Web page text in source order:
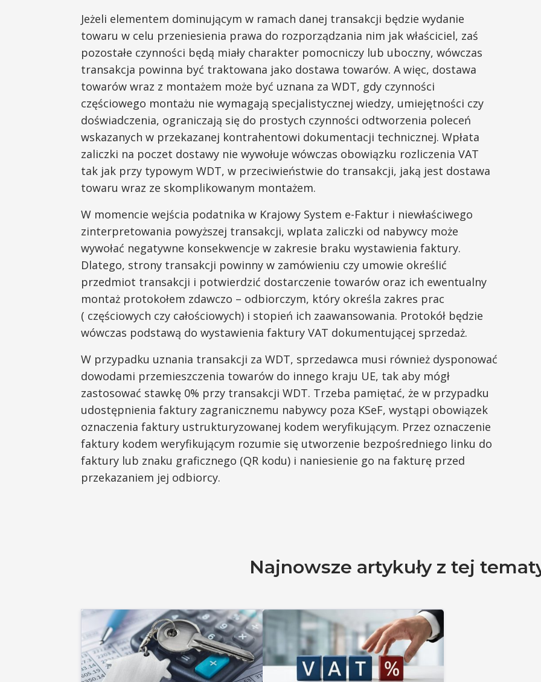
Jeżeli elementem dominującym w ramach danej transakcji będzie wydanie
towaru w celu przeniesienia prawa do rozporządzania nim jak właściciel, zaś
pozostałe czynności będą miały charakter pomocniczy lub uboczny, wówczas
transakcja powinna być traktowana jako dostawa towarów. A więc, dostawa
towarów wraz z montażem może być uznana za WDT, gdy czynności
częściowego montażu nie wymagają specjalistycznej wiedzy, umiejętności czy
doświadczenia, ograniczają się do prostych czynności odtworzenia poleceń
wskazanych w przekazanej kontrahentowi dokumentacji technicznej. Wpłata
zaliczki na poczet dostawy nie wywołuje wówczas obowiązku rozliczenia VAT
tak jak przy typowym WDT, w przeciwieństwie do transakcji, jaką jest dostawa
towaru wraz ze skomplikowanym montażem.
W momencie wejścia podatnika w Krajowy System e-Faktur i niewłaściwego
zinterpretowania powyższej transakcji, wplata zaliczki od nabywcy może
wywołać negatywne konsekwencje w zakresie braku wystawienia faktury.
Dlatego, strony transakcji powinny w zamówieniu czy umowie określić
przedmiot transakcji i potwierdzić dostarczenie towarów oraz ich ewentualny
montaż protokołem zdawczo – odbiorczym, który określa zakres prac
( częściowych czy całościowych) i stopień ich zaawansowania. Protokół będzie
wówczas podstawą do wystawienia faktury VAT dokumentującej sprzedaż.
W przypadku uznania transakcji za WDT, sprzedawca musi również dysponować
dowodami przemieszczenia towarów do innego kraju UE, tak aby mógł
zastosować stawkę 0% przy transakcji WDT. Trzeba pamiętać, że w przypadku
udostępnienia faktury zagranicznemu nabywcy poza KSeF, wystąpi obowiązek
oznaczenia faktury ustrukturyzowanej kodem weryfikującym. Przez oznaczenie
faktury kodem weryfikującym rozumie się utworzenie bezpośredniego linku do
faktury lub znaku graficznego (QR kodu) i naniesienie go na fakturę przed
przekazaniem jej odbiorcy.
Najnowsze artykuły z tej